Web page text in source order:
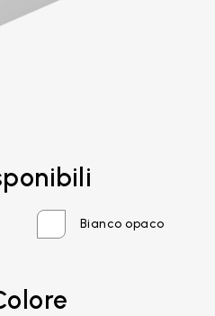
Bianco opaco